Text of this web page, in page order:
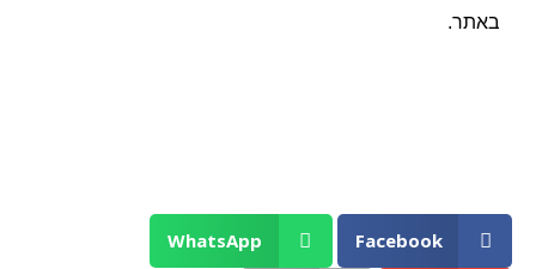
באתר.
Facebook
WhatsApp